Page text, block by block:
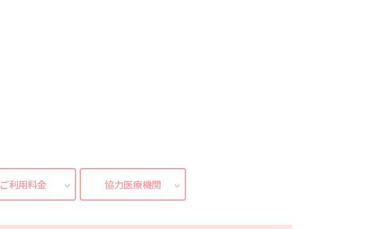
ご利用料金 協力医療機関